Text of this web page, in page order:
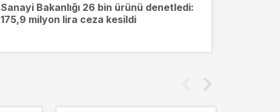
Sanayi Bakanlığı 26 bin ürünü denetledi:
175,9 milyon lira ceza kesildi